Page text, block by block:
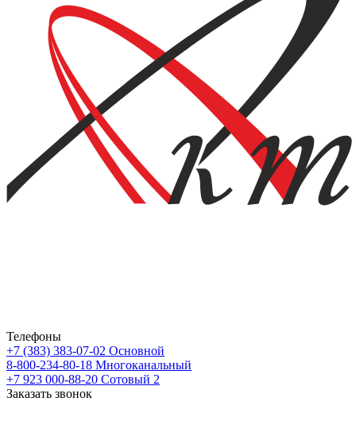
Телефоны
+7 (383) 383-07-02 Основной
8-800-234-80-18 Многоканальный
+7 923 000-88-20 Сотовый 2
Заказать звонок